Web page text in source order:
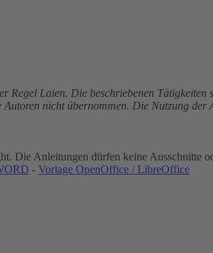
Laien. Die beschriebenen Tätigkeiten
nicht übernommen. Die Nutzung der
Die Anleitungen dürfen keine Ausschnitte
- Vorlage OpenOffice / LibreOffice